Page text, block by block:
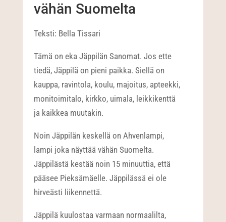
vähän Suomelta
Teksti: Bella Tissari
Tämä on eka Jäppilän Sanomat. Jos ette
tiedä, Jäppilä on pieni paikka. Siellä on
kauppa, ravintola, koulu, majoitus, apteekki,
monitoimitalo, kirkko, uimala, leikkikenttä
ja kaikkea muutakin.
Noin Jäppilän keskellä on Ahvenlampi,
lampi joka näyttää vähän Suomelta.
Jäppilästä kestää noin 15 minuuttia, että
pääsee Pieksämäelle. Jäppilässä ei ole
hirveästi liikennettä.
Jäppilä kuulostaa varmaan normaalilta,